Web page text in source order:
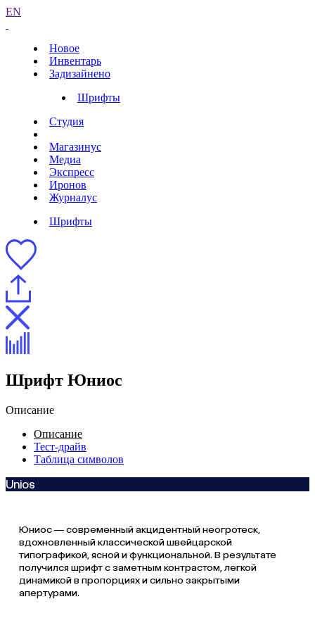
EN
Новое
Инвентарь
Задизайнено
Шрифты
Студия
Магазинус
Медиа
Экспресс
Иронов
Журналус
Шрифты
Шрифт Юниос
Описание
Описание
Тест-драйв
Таблица символов
Unios
Юниос — современный акцидентный неогротеск,
вдохновленный классической швейцарской
типографикой, ясной и функциональной. В результате
получился шрифт с заметным контрастом, легкой
динамикой в пропорциях и сильно закрытыми
апертурами.